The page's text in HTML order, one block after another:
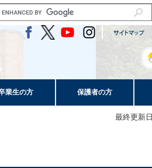
業生の方 保護者の方
最終更新